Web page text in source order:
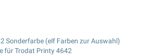
Sonderfarbe (elf Farben zur Auswahl)
für Trodat Printy 4642